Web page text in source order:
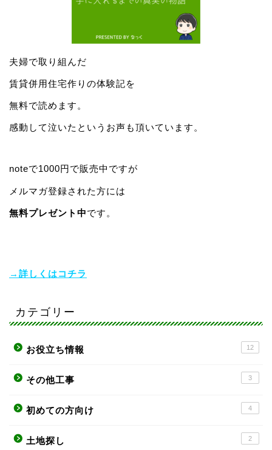
夫婦で取り組んだ
賃貸併用住宅作りの体験記を
無料で読めます。
感動して泣いたというお声も頂いています。
noteで1000円で販売中ですが
メルマガ登録された方には
無料プレゼント中です。
→詳しくはコチラ
カテゴリー
お役立ち情報 12
その他工事 3
初めての方向け 4
土地探し 2